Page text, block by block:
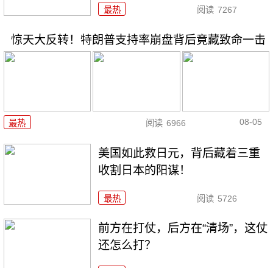
最热 阅读 7267
惊天大反转！特朗普支持率崩盘背后竟藏致命一击
最热 阅读 6966 08-05
美国如此救日元，背后藏着三重
收割日本的阳谋！
最热 阅读 5726
前方在打仗，后方在“清场”，这仗
还怎么打？